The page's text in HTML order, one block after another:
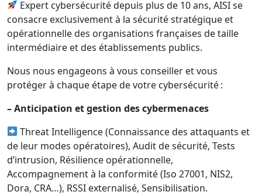
Expert cybersécurité depuis plus de 10 ans, AISI se
consacre exclusivement à la sécurité stratégique et
opérationnelle des organisations françaises de taille
intermédiaire et des établissements publics.
Nous nous engageons à vous conseiller et vous
protéger à chaque étape de votre cybersécurité :
– Anticipation et gestion des cybermenaces
Threat Intelligence (Connaissance des attaquants et
de leur modes opératoires), Audit de sécurité, Tests
d’intrusion, Résilience opérationnelle,
Accompagnement à la conformité (Iso 27001, NIS2,
Dora, CRA…), RSSI externalisé, Sensibilisation.